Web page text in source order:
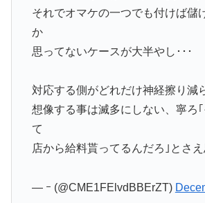
それでオマケの一つでも付けば儲
か
思ってないケースが大半やし･･･
対応する側がどれだけ神経擦り減
想像する事は滅多にしない、寧ろ
て
店から給料貰ってるんだろ｣とさ
— ｰ (@CME1FElvdBBErZT)